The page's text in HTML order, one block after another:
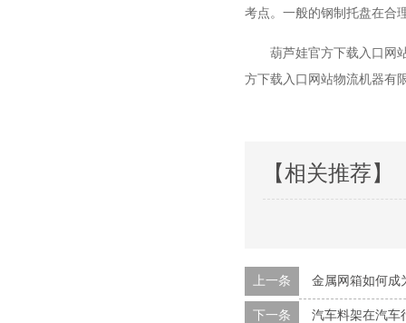
考点。一般的钢制托盘在合
葫芦娃官方下载入口网
方下载入口网站物流机器有限
【相关推荐】
上一条 金属网箱如何成
下一条 汽车料架在汽车